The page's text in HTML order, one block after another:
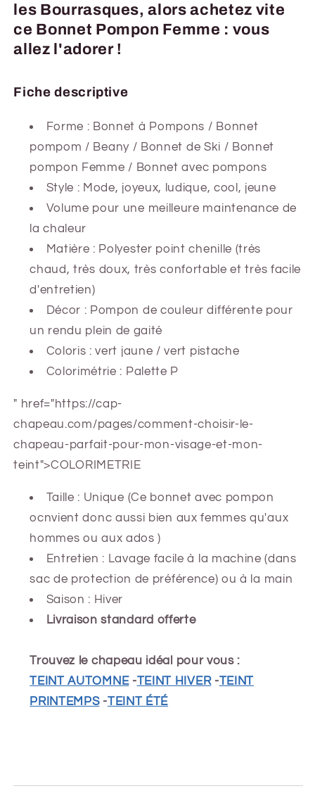
les Bourrasques, alors achetez vite
ce Bonnet Pompon Femme : vous
allez l'adorer !
Fiche descriptive
Forme : Bonnet à Pompons / Bonnet
pompom / Beany / Bonnet de Ski / Bonnet
pompon Femme / Bonnet avec pompons
Style : Mode, joyeux, ludique, cool, jeune
Volume pour une meilleure maintenance de
la chaleur
Matière : Polyester point chenille (très
chaud, très doux, très confortable et très facile
d'entretien)
Décor : Pompon de couleur différente pour
un rendu plein de gaité
Coloris : vert jaune / vert pistache
Colorimétrie : Palette P
" href="https://cap-
chapeau.com/pages/comment-choisir-le-
chapeau-parfait-pour-mon-visage-et-mon-
teint">COLORIMETRIE
Taille : Unique (Ce bonnet avec pompon
ocnvient donc aussi bien aux femmes qu'aux
hommes ou aux ados )
Entretien : Lavage facile à la machine (dans
sac de protection de préférence) ou à la main
Saison : Hiver
Livraison standard offerte
Trouvez le chapeau idéal pour vous :
TEINT AUTOMNE-TEINT HIVER-TEINT
PRINTEMPS-TEINT ÉTÉ